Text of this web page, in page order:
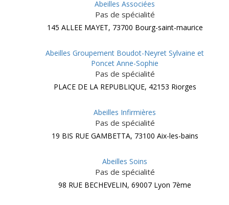
Abeilles Associées
Pas de spécialité
145 ALLEE MAYET, 73700 Bourg-saint-maurice
Abeilles Groupement Boudot-Neyret Sylvaine et
Poncet Anne-Sophie
Pas de spécialité
PLACE DE LA REPUBLIQUE, 42153 Riorges
Abeilles Infirmières
Pas de spécialité
19 BIS RUE GAMBETTA, 73100 Aix-les-bains
Abeilles Soins
Pas de spécialité
98 RUE BECHEVELIN, 69007 Lyon 7ème